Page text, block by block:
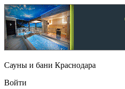
Сауны и бани Краснодара
Войти